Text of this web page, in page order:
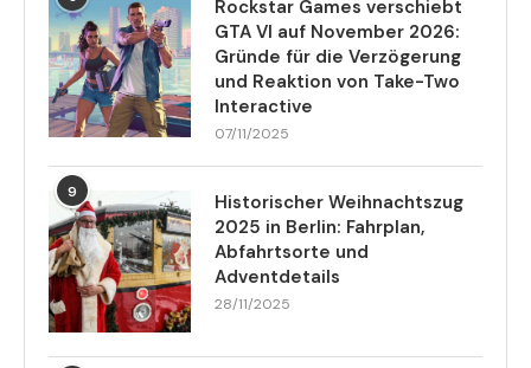
Rockstar Games verschiebt
GTA VI auf November 2026:
Gründe für die Verzögerung
und Reaktion von Take-Two
Interactive
07/11/2025
9
Historischer Weihnachtszug
2025 in Berlin: Fahrplan,
Abfahrtsorte und
Adventdetails
28/11/2025